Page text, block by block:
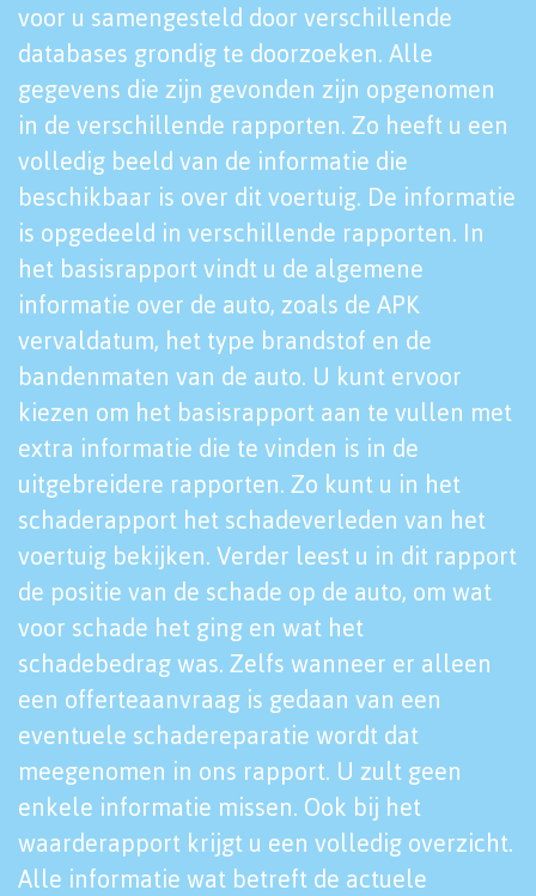
voor u samengesteld door verschillende
databases grondig te doorzoeken. Alle
gegevens die zijn gevonden zijn opgenomen
in de verschillende rapporten. Zo heeft u een
volledig beeld van de informatie die
beschikbaar is over dit voertuig. De informatie
is opgedeeld in verschillende rapporten. In
het basisrapport vindt u de algemene
informatie over de auto, zoals de APK
vervaldatum, het type brandstof en de
bandenmaten van de auto. U kunt ervoor
kiezen om het basisrapport aan te vullen met
extra informatie die te vinden is in de
uitgebreidere rapporten. Zo kunt u in het
schaderapport het schadeverleden van het
voertuig bekijken. Verder leest u in dit rapport
de positie van de schade op de auto, om wat
voor schade het ging en wat het
schadebedrag was. Zelfs wanneer er alleen
een offerteaanvraag is gedaan van een
eventuele schadereparatie wordt dat
meegenomen in ons rapport. U zult geen
enkele informatie missen. Ook bij het
waarderapport krijgt u een volledig overzicht.
Alle informatie wat betreft de actuele